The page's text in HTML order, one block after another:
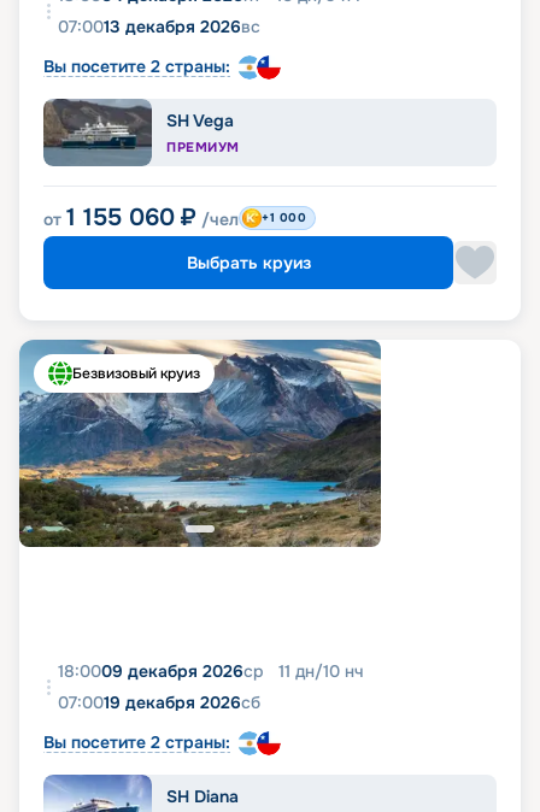
07:0013 декабря 2026вс
Вы посетите 2 страны:
SH Vega
ПРЕМИУМ
от 1 155 060 ₽ /чел +1 000
Выбрать круиз
Безвизовый круиз
18:0009 декабря 2026ср 11 дн/10 нч
07:0019 декабря 2026сб
Вы посетите 2 страны:
SH Diana